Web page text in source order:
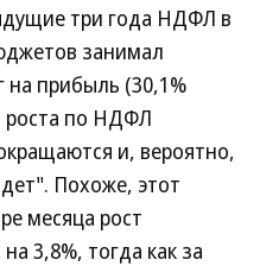
три года НДФЛ в
занимал
прибыль (30,1%
роста по НДФЛ
и, вероятно,
Похоже, этот
месяца рост
3,8%, тогда как за